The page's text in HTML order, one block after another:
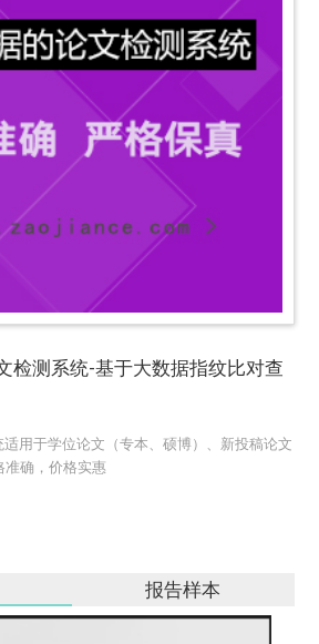
检测系统-基于大数据指纹比对查
用于学位论文（专本、硕博）、新投稿论文
准确，价格实惠
报告样本